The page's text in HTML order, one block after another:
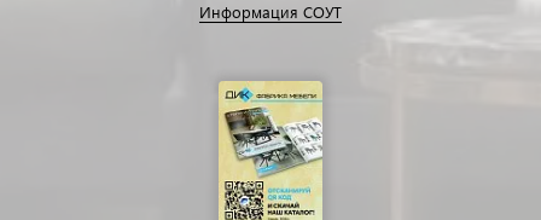
Информация СОУТ